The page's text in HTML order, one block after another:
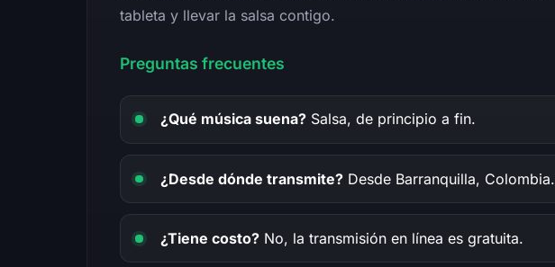
tableta y llevar la salsa contigo.
Preguntas frecuentes
¿Qué música suena? Salsa, de principio a fin.
¿Desde dónde transmite? Desde Barranquilla, Colombia.
¿Tiene costo? No, la transmisión en línea es gratuita.